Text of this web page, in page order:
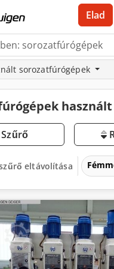
Elad
sorozatfúrógépek
Szűrő
eltávolítása